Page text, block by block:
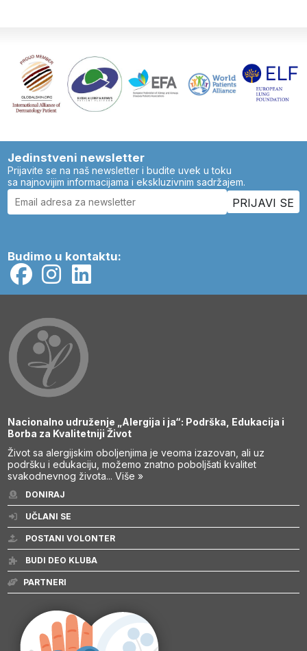
Jedinstveni newsletter
Prijavite se na naš newsletter i budite uvek u toku
sa najnovijim informacijama i ekskluzivnim sadržajem.
Budimo u kontaktu:
Nacionalno udruženje „Alergija i ja“: Podrška, Edukacija i
Borba za Kvalitetniji Život
Život sa alergijskim oboljenjima je veoma izazovan, ali uz
podršku i edukaciju, možemo znatno poboljšati kvalitet
svakodnevnog života...Više »
DONIRAJ
UČLANI SE
POSTANI VOLONTER
BUDI DEO KLUBA
PARTNERI